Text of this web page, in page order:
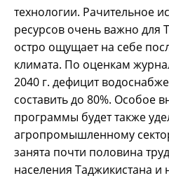
технологии. Рачительное
ресурсов очень важно для
остро ощущает на себе
климата. По оценкам
2040 г. дефицит
составить до 80%. Особое
программы будет также
агропромышленному
занята почти половина
населения Таджикистана и